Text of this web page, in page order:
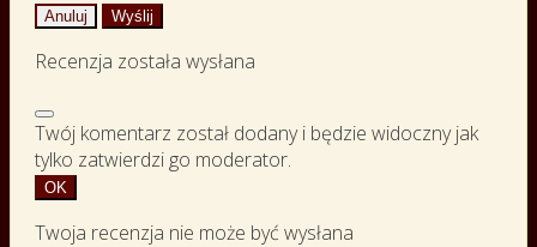
Anuluj Wyślij
Recenzja została wysłana
Twój komentarz został dodany i będzie widoczny jak
tylko zatwierdzi go moderator.
OK
Twoja recenzja nie może być wysłana